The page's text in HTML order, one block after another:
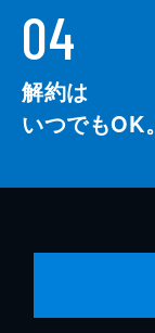
04
解約は
いつでもOK。